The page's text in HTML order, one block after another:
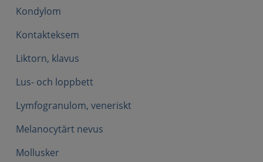
Kondylom
Kontakteksem
Liktorn, klavus
Lus- och loppbett
Lymfogranulom, veneriskt
Melanocytärt nevus
Mollusker